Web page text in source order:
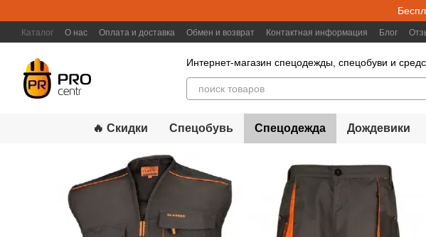
Каталог О нас Оплата и доставка Обмен и возврат Контактная информация Блог
Интернет-магазин спецодежды, спецобуви и
🔥 Скидки Спецобувь Спецодежда Дождевики